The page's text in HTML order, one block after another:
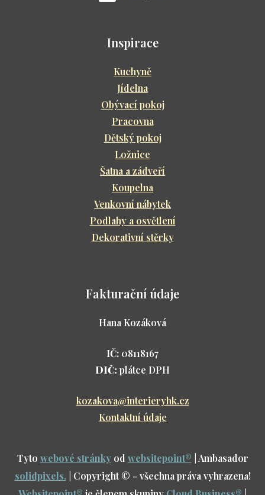
Inspirace
Kuchyně
Jídelna
Obývací pokoj
Pracovna
Dětský pokoj
Ložnice
Šatna a zádveří
Koupelna
Venkovní nábytek
Podlahy a osvětlení
Dekorativní stěrky
Fakturační údaje
Hana Kozáková
IČ: 08118167
DIČ: plátce DPH
kozakova@interieryhk.cz
Kontaktní údaje
Tyto webové stránkyod websitepoint® | Ambasador
solidpixels.| Copyright © - všechna práva vyhrazena!